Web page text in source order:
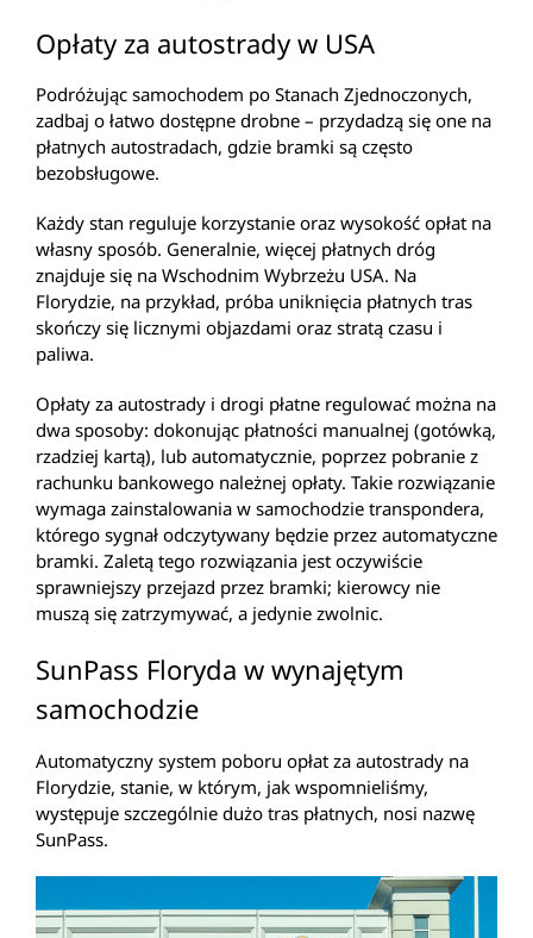
Opłaty za autostrady w USA
Podróżując samochodem po Stanach Zjednoczonych,
zadbaj o łatwo dostępne drobne – przydadzą się one na
płatnych autostradach, gdzie bramki są często
bezobsługowe.
Każdy stan reguluje korzystanie oraz wysokość opłat na
własny sposób. Generalnie, więcej płatnych dróg
znajduje się na Wschodnim Wybrzeżu USA. Na
Florydzie, na przykład, próba uniknięcia płatnych tras
skończy się licznymi objazdami oraz stratą czasu i
paliwa.
Opłaty za autostrady i drogi płatne regulować można na
dwa sposoby: dokonując płatności manualnej (gotówką,
rzadziej kartą), lub automatycznie, poprzez pobranie z
rachunku bankowego należnej opłaty. Takie rozwiązanie
wymaga zainstalowania w samochodzie transpondera,
którego sygnał odczytywany będzie przez automatyczne
bramki. Zaletą tego rozwiązania jest oczywiście
sprawniejszy przejazd przez bramki; kierowcy nie
muszą się zatrzymywać, a jedynie zwolnic.
SunPass Floryda w wynajętym
samochodzie
Automatyczny system poboru opłat za autostrady na
Florydzie, stanie, w którym, jak wspomnieliśmy,
występuje szczególnie dużo tras płatnych, nosi nazwę
SunPass.